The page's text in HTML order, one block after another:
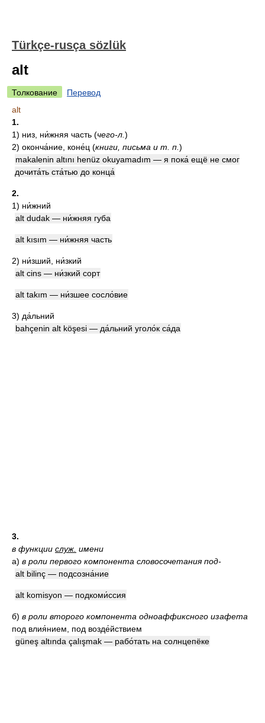
Türkçe-rusça sözlük
alt
Толкование
Перевод
alt
1.
1) низ, ни́жняя часть (чего-л. )
2) оконча́ние, коне́ц (книги, письма и т. п. )
makalenin altını henüz okuyamadım — я пока́ ещё не смог
дочита́ть ста́тью до конца́
2.
1) ни́жний
alt dudak — ни́жняя губа
alt kısım — ни́жняя часть
2) ни́зший, ни́зкий
alt cins — ни́зкий сорт
alt takım — ни́зшее сосло́вие
3) да́льний
bahçenin alt köşesi — да́льний уголо́к са́да
3.
в функции служ. имени
а) в роли первого компонента словосочетания под-
alt bilinç — подсозна́ние
alt komisyon — подкоми́ссия
б) в роли второго компонента одноаффиксного изафета
под влия́нием, под возде́йствием
güneş altında çalışmak — рабо́тать на солнцепёке